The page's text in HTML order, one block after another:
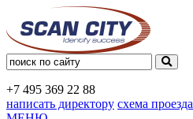
+7 495 369 22 88
написать директору схема проезда